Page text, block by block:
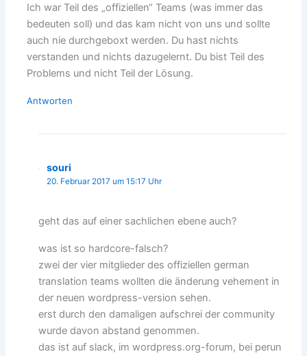
Ich war Teil des „offiziellen“ Teams (was immer das
bedeuten soll) und das kam nicht von uns und sollte
auch nie durchgeboxt werden. Du hast nichts
verstanden und nichts dazugelernt. Du bist Teil des
Problems und nicht Teil der Lösung.
Antworten
souri
20. Februar 2017 um 15:17 Uhr
geht das auf einer sachlichen ebene auch?
was ist so hardcore-falsch?
zwei der vier mitglieder des offiziellen german
translation teams wollten die änderung vehement in
der neuen wordpress-version sehen.
erst durch den damaligen aufschrei der community
wurde davon abstand genommen.
das ist auf slack, im wordpress.org-forum, bei perun